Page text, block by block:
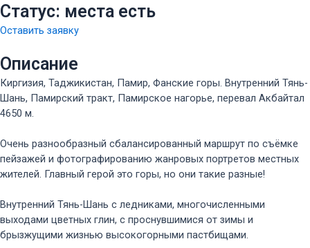
Статус: места есть
Оставить заявку
Описание
Киргизия, Таджикистан, Памир, Фанские горы. Внутренний Тянь-
Шань, Памирский тракт, Памирское нагорье, перевал Акбайтал
4650 м.
Очень разнообразный сбалансированный маршрут по съёмке
пейзажей и фотографированию жанровых портретов местных
жителей. Главный герой это горы, но они такие разные!
Внутренний Тянь-Шань с ледниками, многочисленными
выходами цветных глин, с проснувшимися от зимы и
брызжущими жизнью высокогорными пастбищами.